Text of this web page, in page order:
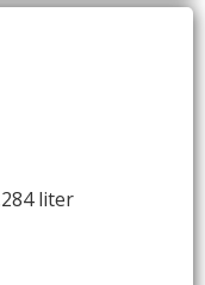
liter